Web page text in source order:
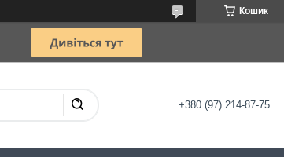
Кошик
+380 (97) 214-87-75